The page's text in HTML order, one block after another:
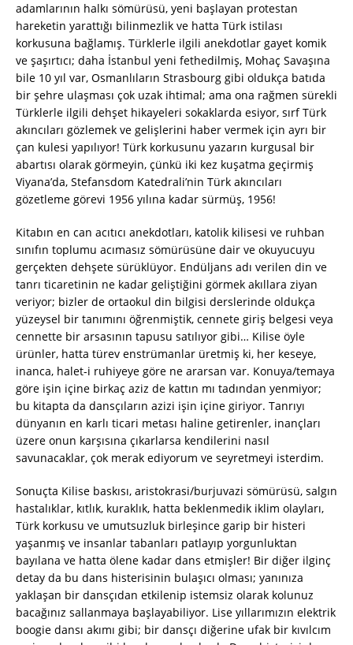
adamlarının halkı sömürüsü, yeni başlayan protestan
hareketin yarattığı bilinmezlik ve hatta Türk istilası
korkusuna bağlamış. Türklerle ilgili anekdotlar gayet komik
ve şaşırtıcı; daha İstanbul yeni fethedilmiş, Mohaç Savaşına
bile 10 yıl var, Osmanlıların Strasbourg gibi oldukça batıda
bir şehre ulaşması çok uzak ihtimal; ama ona rağmen sürekli
Türklerle ilgili dehşet hikayeleri sokaklarda esiyor, sırf Türk
akıncıları gözlemek ve gelişlerini haber vermek için ayrı bir
çan kulesi yapılıyor! Türk korkusunu yazarın kurgusal bir
abartısı olarak görmeyin, çünkü iki kez kuşatma geçirmiş
Viyana’da, Stefansdom Katedrali’nin Türk akıncıları
gözetleme görevi 1956 yılına kadar sürmüş, 1956!
Kitabın en can acıtıcı anekdotları, katolik kilisesi ve ruhban
sınıfın toplumu acımasız sömürüsüne dair ve okuyucuyu
gerçekten dehşete sürüklüyor. Endüljans adı verilen din ve
tanrı ticaretinin ne kadar geliştiğini görmek akıllara ziyan
veriyor; bizler de ortaokul din bilgisi derslerinde oldukça
yüzeysel bir tanımını öğrenmiştik, cennete giriş belgesi veya
cennette bir arsasının tapusu satılıyor gibi… Kilise öyle
ürünler, hatta türev enstrümanlar üretmiş ki, her keseye,
inanca, halet-i ruhiyeye göre ne ararsan var. Konuya/temaya
göre işin içine birkaç aziz de kattın mı tadından yenmiyor;
bu kitapta da dansçıların azizi işin içine giriyor. Tanrıyı
dünyanın en karlı ticari metası haline getirenler, inançları
üzere onun karşısına çıkarlarsa kendilerini nasıl
savunacaklar, çok merak ediyorum ve seyretmeyi isterdim.
Sonuçta Kilise baskısı, aristokrasi/burjuvazi sömürüsü, salgın
hastalıklar, kıtlık, kuraklık, hatta beklenmedik iklim olayları,
Türk korkusu ve umutsuzluk birleşince garip bir histeri
yaşanmış ve insanlar tabanları patlayıp yorgunluktan
bayılana ve hatta ölene kadar dans etmişler! Bir diğer ilginç
detay da bu dans histerisinin bulaşıcı olması; yanınıza
yaklaşan bir dansçıdan etkilenip istemsiz olarak kolunuz
bacağınız sallanmaya başlayabiliyor. Lise yıllarımızın elektrik
boogie dansı akımı gibi; bir dansçı diğerine ufak bir kıvılcım